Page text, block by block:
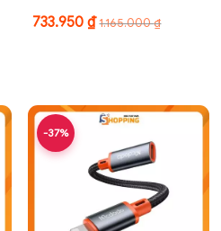
733.950₫1.165.000₫
-37%